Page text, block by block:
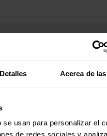
Detalles Acerca de
usan para personalizar el
de redes sociales y